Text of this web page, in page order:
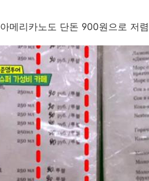
아메리카노도 단돈 900원으로 저